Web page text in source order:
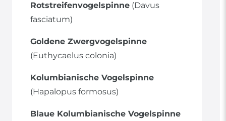
Rotstreifenvogelspinne (Davus
fasciatum)
Goldene Zwergvogelspinne
(Euthycaelus colonia)
Kolumbianische Vogelspinne
(Hapalopus formosus)
Blaue Kolumbianische Vogelspinne